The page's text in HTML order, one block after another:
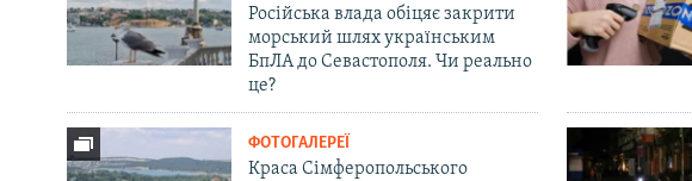
Російська влада обіцяє закрити
морський шлях українським
БпЛА до Севастополя. Чи реально
це?
ФОТОГАЛЕРЕЇ
Краса Сімферопольського